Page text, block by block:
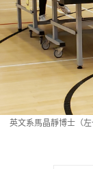
英文系馬晶靜博士（